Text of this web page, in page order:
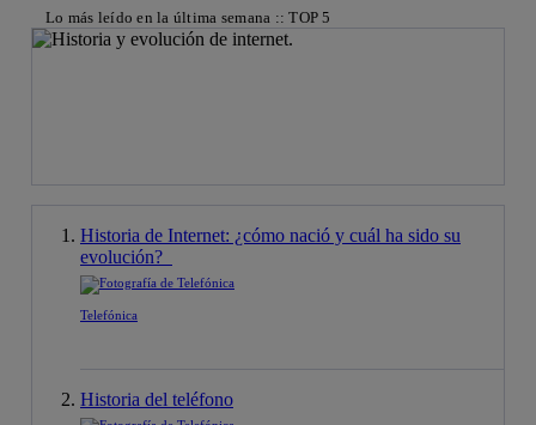
Lo más leído en la última semana :: TOP 5
Historia de Internet: ¿cómo nació y cuál ha sido su
evolución?
Telefónica
Historia del teléfono